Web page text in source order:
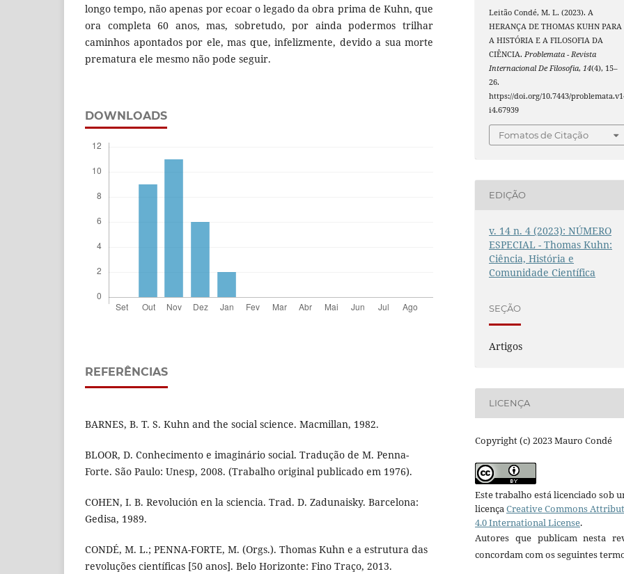
longo tempo, não apenas por ecoar o legado da obra prima de Kuhn, que
ora completa 60 anos, mas, sobretudo, por ainda podermos trilhar
caminhos apontados por ele, mas que, infelizmente, devido a sua morte
prematura ele mesmo não pode seguir.
DOWNLOADS
REFERÊNCIAS
BARNES, B. T. S. Kuhn and the social science. Macmillan, 1982.
BLOOR, D. Conhecimento e imaginário social. Tradução de M. Penna-
Forte. São Paulo: Unesp, 2008. (Trabalho original publicado em 1976).
COHEN, I. B. Revolución en la sciencia. Trad. D. Zadunaisky. Barcelona:
Gedisa, 1989.
CONDÉ, M. L.; PENNA-FORTE, M. (Orgs.). Thomas Kuhn e a estrutura das
revoluções científicas [50 anos]. Belo Horizonte: Fino Traço, 2013.
Leitão Condé, M. L. (2023). A
HERANÇA DE THOMAS KUHN PARA
A HISTÓRIA E A FILOSOFIA DA
CIÊNCIA.Problemata - Revista
Internacional De Filosofia,14(4), 15–
26.
https://doi.org/10.7443/
i4.67939
Fomatos de Citação
EDIÇÃO
v. 14 n. 4 (2023): NÚMERO
ESPECIAL - Thomas Kuhn:
Ciência, História e
Comunidade Científica
SEÇÃO
Artigos
LICENÇA
Copyright (c) 2023 Mauro Condé
Este trabalho está licenciado sob
licençaCreative Commons
4.0 International License.
Autores que publicam nesta
concordam com os seguintes